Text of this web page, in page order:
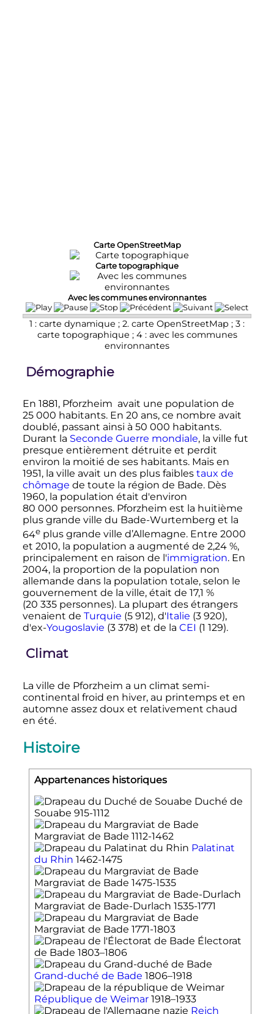
Carte OpenStreetMap
Carte topographique
Avec les communes environnantes
1 : carte dynamique ; 2. carte OpenStreetMap ; 3 :
carte topographique ; 4 : avec les communes
environnantes
Démographie
En 1881, Pforzheim avait une population de
25 000 habitants. En 20 ans, ce nombre avait
doublé, passant ainsi à 50 000 habitants.
Durant la Seconde Guerre mondiale, la ville fut
presque entièrement détruite et perdit
environ la moitié de ses habitants. Mais en
1951, la ville avait un des plus faibles taux de
chômage de toute la région de Bade. Dès
1960, la population était d'environ
80 000 personnes. Pforzheim est la huitième
plus grande ville du Bade-Wurtemberg et la
64e plusgrande ville d’Allemagne. Entre 2000
et 2010, la population a augmenté de 2,24 %,
principalement en raison de l'immigration. En
2004, la proportion de la population non
allemande dans la population totale, selon le
gouvernement de la ville, était de 17,1 %
(20 335 personnes). La plupart des étrangers
venaient de Turquie (5 912), d'Italie (3 920),
d'ex-Yougoslavie (3 378) et de la CEI (1 129).
Climat
La ville de Pforzheim a un climat semi-
continental froid en hiver, au printemps et en
automne assez doux et relativement chaud
en été.
Histoire
Appartenances historiques
Duché de
Souabe 915-1112
Margraviat de Bade 1112-1462
Palatinat
du Rhin 1462-1475
Margraviat de Bade 1475-1535
Margraviat de Bade-Durlach 1535-1771
Margraviat de Bade 1771-1803
Électorat
de Bade 1803–1806
Grand-duché de Bade 1806–1918
République de Weimar 1918–1933
Reich